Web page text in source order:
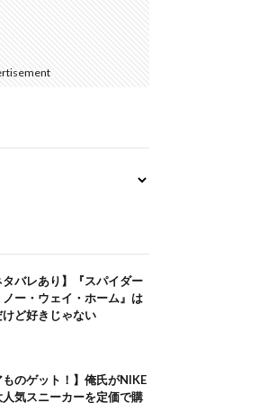
タバレあり】『スパイダー
ノー・ウェイ・ホーム』は
ど好きじゃない
ものゲット！】俺氏がNIKE
気スニーカーを定価で購